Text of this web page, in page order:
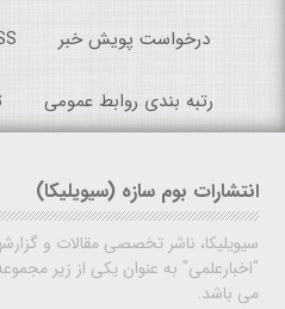
درخواست پویش خبر
رتبه بندی روابط عمومی
انتشارات بوم سازه (سیویلیکا)
سیویلیکا، ناشر تخصصی مقالات و
"اخبارعلمی" به عنوان یکی از زیر
می باشد.